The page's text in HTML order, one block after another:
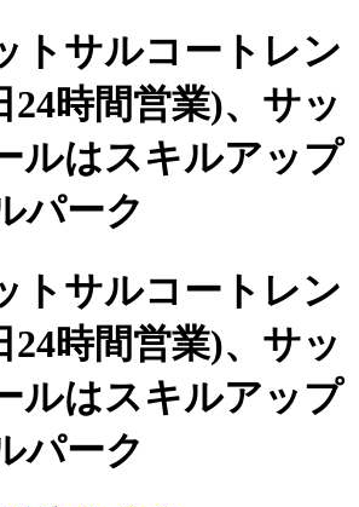
トサルコートレン
時間営業)、 サッ
ルはスキルアップ
パーク
トサルコートレン
24時間営業)、サッ
ルはスキルアップ
パーク